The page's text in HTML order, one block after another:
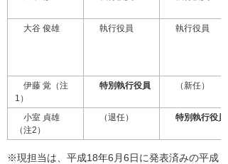
大谷 俊雄 執行役員 執行役員
伊藤 覚（注
1）
特別執行役員 （新任）
小室 貞雄
（注2）
（退任） 特別執行役員
※現担当は、平成18年6月6日に発表済みの平成